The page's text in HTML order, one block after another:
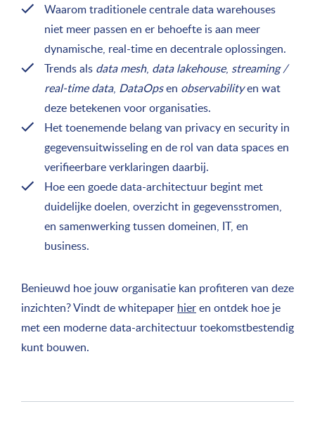
Waarom traditionele centrale data warehouses
niet meer passen en er behoefte is aan meer
dynamische, real-time en decentrale oplossingen.
Trends als data mesh, data lakehouse, streaming /
real-time data, DataOpsen observabilityen wat
deze betekenen voor organisaties.
Het toenemende belang van privacy en security in
gegevensuitwisseling en de rol van data spaces en
verifieerbare verklaringen daarbij.
Hoe een goede data-architectuur begint met
duidelijke doelen, overzicht in gegevensstromen,
en samenwerking tussen domeinen, IT, en
business.
Benieuwd hoe jouw organisatie kan profiteren van deze
inzichten? Vindt de whitepaper hieren ontdek hoe je
met een moderne data-architectuur toekomstbestendig
kunt bouwen.